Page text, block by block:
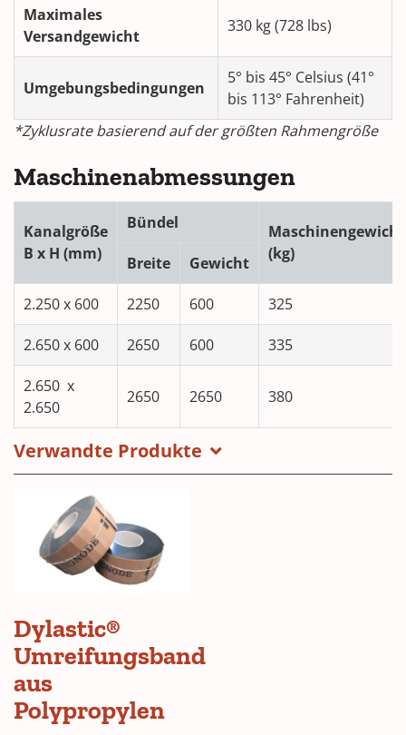
Maximales
Versandgewicht
330 kg (728 lbs)
Umgebungsbedingungen
5° bis 45° Celsius (41°
bis 113° Fahrenheit)
*Zyklusrate basierend auf der größten Rahmengröße
Maschinenabmessungen
Kanalgröße
B x H (mm)
Bündel
Maschinengewicht
(kg)
Breite Gewicht
2.250 x 600 2250 600 325
2.650 x 600 2650 600 335
2.650 x
2.650
2650 2650 380
Verwandte Produkte
Dylastic®
Umreifungsband
aus
Polypropylen